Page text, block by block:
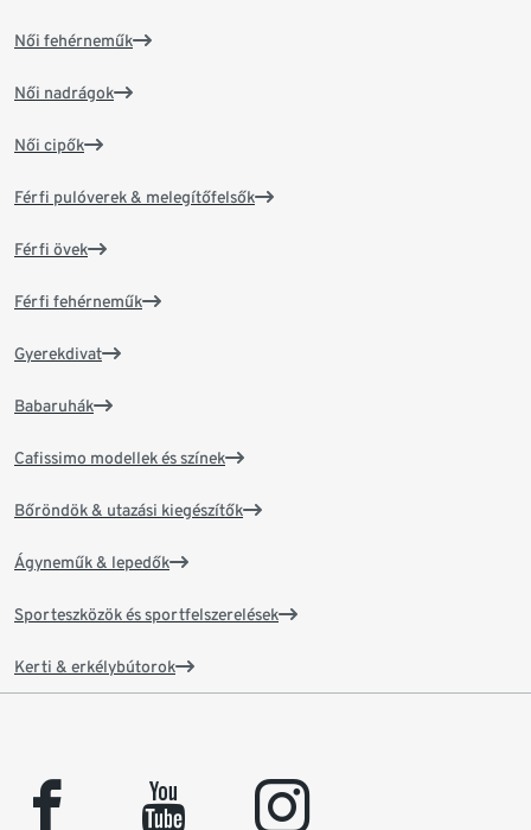
Női fehérneműk
Női nadrágok
Női cipők
Férfi pulóverek & melegítőfelsők
Férfi övek
Férfi fehérneműk
Gyerekdivat
Babaruhák
Cafissimo modellek és színek
Bőröndök & utazási kiegészítők
Ágyneműk & lepedők
Sporteszközök és sportfelszerelések
Kerti & erkélybútorok
facebook youtube instagram